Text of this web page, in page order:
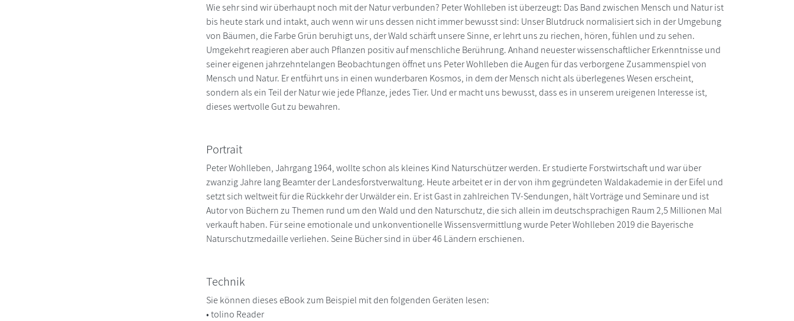
Wie sehr sind wir überhaupt noch mit der Natur verbunden? Peter Wohlleben ist überzeugt: Das Band zwischen Mensch und Natur ist
bis heute stark und intakt, auch wenn wir uns dessen nicht immer bewusst sind: Unser Blutdruck normalisiert sich in der Umgebung
von Bäumen, die Farbe Grün beruhigt uns, der Wald schärft unsere Sinne, er lehrt uns zu riechen, hören, fühlen und zu sehen.
Umgekehrt reagieren aber auch Pflanzen positiv auf menschliche Berührung. Anhand neuester wissenschaftlicher Erkenntnisse und
seiner eigenen jahrzehntelangen Beobachtungen öffnet uns Peter Wohlleben die Augen für das verborgene Zusammenspiel von
Mensch und Natur. Er entführt uns in einen wunderbaren Kosmos, in dem der Mensch nicht als überlegenes Wesen erscheint,
sondern als ein Teil der Natur wie jede Pflanze, jedes Tier. Und er macht uns bewusst, dass es in unserem ureigenen Interesse ist,
dieses wertvolle Gut zu bewahren.
Portrait
Peter Wohlleben, Jahrgang 1964, wollte schon als kleines Kind Naturschützer werden. Er studierte Forstwirtschaft und war über
zwanzig Jahre lang Beamter der Landesforstverwaltung. Heute arbeitet er in der von ihm gegründeten Waldakademie in der Eifel und
setzt sich weltweit für die Rückkehr der Urwälder ein. Er ist Gast in zahlreichen TV-Sendungen, hält Vorträge und Seminare und ist
Autor von Büchern zu Themen rund um den Wald und den Naturschutz, die sich allein im deutschsprachigen Raum 2,5 Millionen Mal
verkauft haben. Für seine emotionale und unkonventionelle Wissensvermittlung wurde Peter Wohlleben 2019 die Bayerische
Naturschutzmedaille verliehen. Seine Bücher sind in über 46 Ländern erschienen.
Technik
Sie können dieses eBook zum Beispiel mit den folgenden Geräten lesen:
• tolino Reader